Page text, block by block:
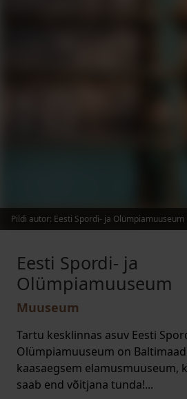
Eesti Spordi- ja
Olümpiamuuseum
Muuseum
Tartu kesklinnas asuv Eesti
Olümpiamuuseum on
kaasaegsem elamusmuuseum,
saab end võitjana tunda!...
Pildi autor: Eesti Spordi- ja Olümpiamuuseum